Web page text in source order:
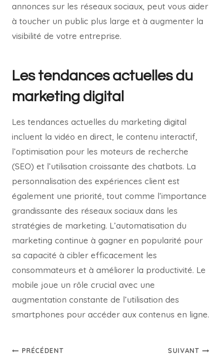
annonces sur les réseaux sociaux, peut vous aider
à toucher un public plus large et à augmenter la
visibilité de votre entreprise.
Les tendances actuelles du
marketing digital
Les tendances actuelles du marketing digital
incluent la vidéo en direct, le contenu interactif,
l’optimisation pour les moteurs de recherche
(SEO) et l’utilisation croissante des chatbots. La
personnalisation des expériences client est
également une priorité, tout comme l’importance
grandissante des réseaux sociaux dans les
stratégies de marketing. L’automatisation du
marketing continue à gagner en popularité pour
sa capacité à cibler efficacement les
consommateurs et à améliorer la productivité. Le
mobile joue un rôle crucial avec une
augmentation constante de l’utilisation des
smartphones pour accéder aux contenus en ligne.
PRÉCÉDENT SUIVANT